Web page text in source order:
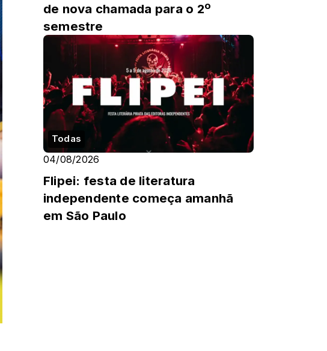
de nova chamada para o 2º
semestre
Todas
04/08/2026
Flipei: festa de literatura
independente começa amanhã
em São Paulo